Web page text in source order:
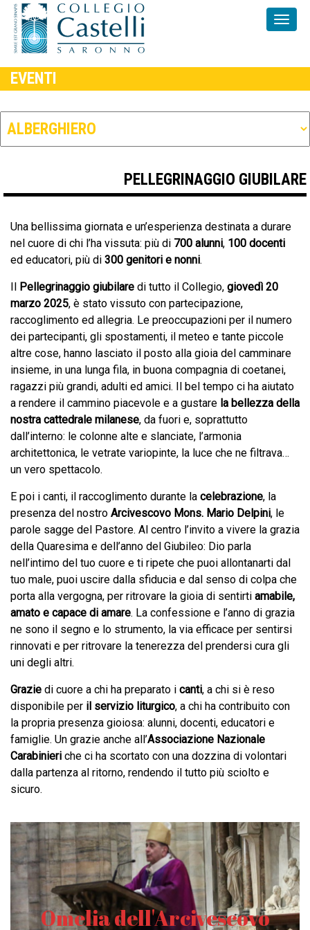
EVENTI
PELLEGRINAGGIO GIUBILARE
Una bellissima giornata e un’esperienza destinata a durare
nel cuore di chi l’ha vissuta: più di 700 alunni, 100 docenti
ed educatori, più di 300 genitori e nonni.
Pellegrinaggio giubilare di tutto il Collegio, giovedì 20
marzo 2025, è stato vissuto con partecipazione,
raccoglimento ed allegria. Le preoccupazioni per il numero
dei partecipanti, gli spostamenti, il meteo e tante piccole
altre cose, hanno lasciato il posto alla gioia del camminare
insieme, in una lunga fila, in buona compagnia di coetanei,
ragazzi più grandi, adulti ed amici. Il bel tempo ci ha aiutato
a rendere il cammino piacevole e a gustare la bellezza della
nostra cattedrale milanese, da fuori e, soprattutto
dall’interno: le colonne alte e slanciate, l’armonia
architettonica, le vetrate variopinte, la luce che ne filtrava…
un vero spettacolo.
E poi i canti, il raccoglimento durante la celebrazione, la
presenza del nostro Arcivescovo Mons. Mario Delpini, le
parole sagge del Pastore. Al centro l’invito a vivere la grazia
della Quaresima e dell’anno del Giubileo: Dio parla
nell’intimo del tuo cuore e ti ripete che puoi allontanarti dal
tuo male, puoi uscire dalla sfiducia e dal senso di colpa che
porta alla vergogna, per ritrovare la gioia di sentirti amabile,
amato e capace di amare. La confessione e l’anno di grazia
ne sono il segno e lo strumento, la via efficace per sentirsi
rinnovati e per ritrovare la tenerezza del prendersi cura gli
uni degli altri.
Grazie di cuore a chi ha preparato i canti, a chi si è reso
disponibile per il servizio liturgico, a chi ha contribuito con
la propria presenza gioiosa: alunni, docenti, educatori e
famiglie. Un grazie anche all’Associazione Nazionale
Carabinieri che ci ha scortato con una dozzina di volontari
dalla partenza al ritorno, rendendo il tutto più sciolto e
sicuro.
Omelia dell'Arcivescovo
Omelia dell'Arcivescovo
Testo